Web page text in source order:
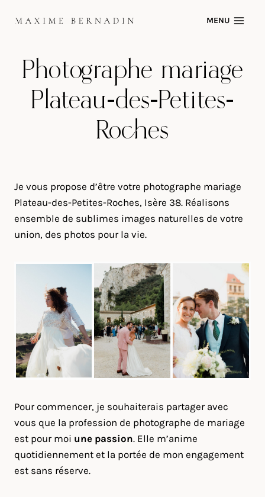
MENU
Photographe mariage
Plateau-des-Petites-
Roches
Je vous propose d’être votre photographe mariage
Plateau-des-Petites-Roches, Isère 38. Réalisons
ensemble de sublimes images naturelles de votre
union, des photos pour la vie.
Pour commencer, je souhaiterais partager avec
vous que la profession de photographe de mariage
est pour moi une passion. Elle m’anime
quotidiennement et la portée de mon engagement
est sans réserve.